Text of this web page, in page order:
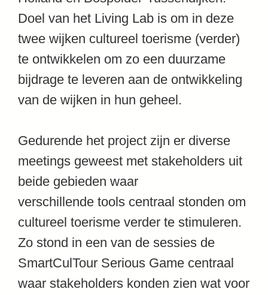
Doel van het Living Lab is om in deze
twee wijken cultureel toerisme (verder)
te ontwikkelen om zo een duurzame
bijdrage te leveren aan de ontwikkeling
van de wijken in hun geheel.
Gedurende het project zijn er diverse
meetings geweest met stakeholders uit
beide gebieden waar
verschillende tools centraal stonden om
cultureel toerisme verder te stimuleren.
Zo stond in een van de sessies de
SmartCulTour Serious Game centraal
waar stakeholders konden zien wat voor